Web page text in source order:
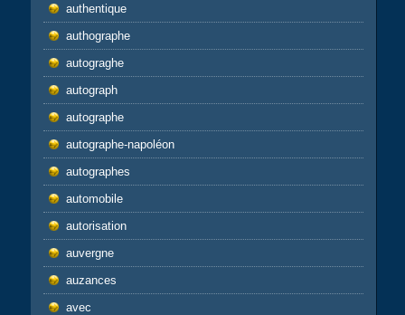
authentique
authographe
autograghe
autograph
autographe
autographe-napoléon
autographes
automobile
autorisation
auvergne
auzances
avec